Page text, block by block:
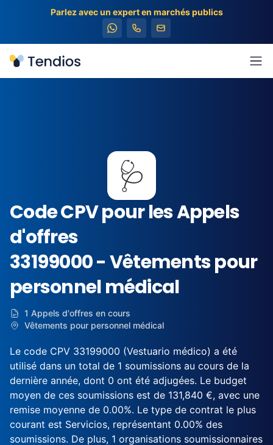
Parlez avec un expert en marchés publics
Tendios
🩺
Code CPV pour les Appels
d'offres
33199000 - Vêtements pour
personnel médical
1 Appels d'offres en cours
Vêtements pour personnel médical
Le code CPV 33199000 (Vestuario médico) a été
utilisé dans un total de 1 soumissions au cours de la
dernière année, dont 0 ont été adjugées. Le budget
moyen de ces soumissions est de 131,840 €, avec une
remise moyenne de 0.00%. Le type de contrat le plus
courant est Servicios, représentant 0.00% des
soumissions. De plus, 1 organisations soumissionnaires